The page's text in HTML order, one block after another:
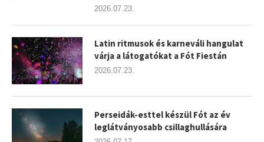
2026.07.23.
Latin ritmusok és karneváli hangulat
várja a látogatókat a Fót Fiestán
2026.07.23.
Perseidák-esttel készül Fót az év
leglátványosabb csillaghullására